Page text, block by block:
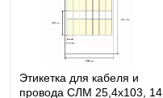
Этикетка для кабеля и
провода СЛМ 25,4х103, 14